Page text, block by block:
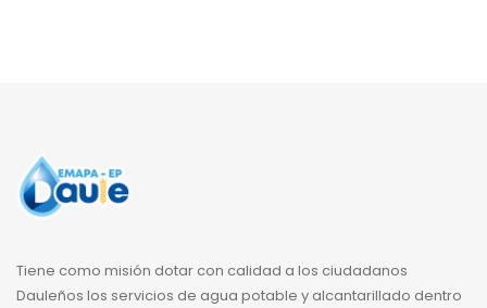
Tiene como misión dotar con calidad a los ciudadanos
Dauleños los servicios de agua potable y alcantarillado dentro